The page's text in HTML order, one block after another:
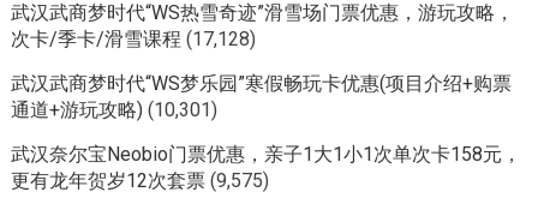
武汉武商梦时代“WS热雪奇迹”滑雪场门票优惠，游玩攻略，
次卡/季卡/滑雪课程 (17,128)
武汉武商梦时代“WS梦乐园”寒假畅玩卡优惠(项目介绍+购票
通道+游玩攻略) (10,301)
武汉奈尔宝Neobio门票优惠，亲子1大1小1次单次卡158元，
更有龙年贺岁12次套票 (9,575)